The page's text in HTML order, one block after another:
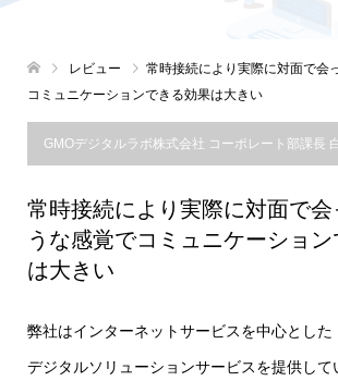
レビュー
常時接続により実際に対面で会
コミュニケーションできる効果は大きい
GMOデジタルラボ株式会社 コーポレート部課長
常時接続により実際に対面で会
うな感覚でコミュニケーショ
は大きい
弊社はインターネットサービスを中心とした
デジタルソリューションサービスを提供して